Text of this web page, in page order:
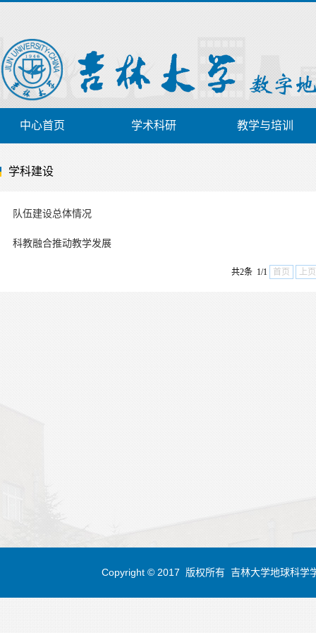
中心首页 学术科研 教学与培训
学科建设
队伍建设总体情况
科教融合推动教学发展
共2条 1/1 首页 上页
Copyright © 2017 版权所有 吉林大学地球科